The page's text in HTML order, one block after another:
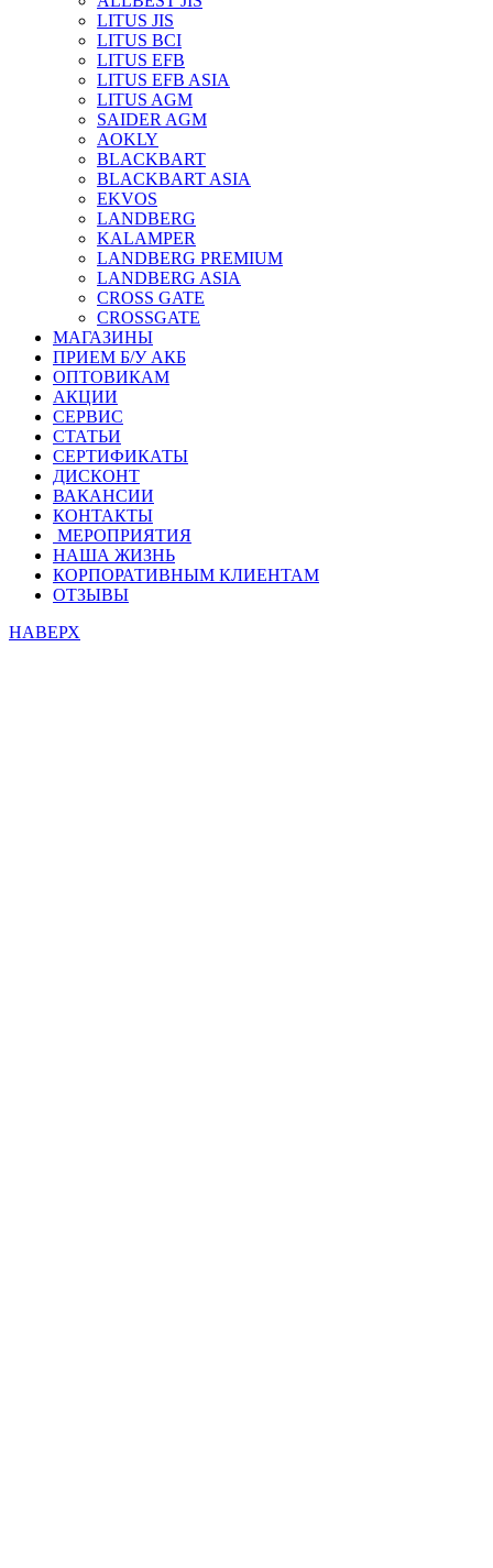
LITUS JIS
LITUS BCI
LITUS EFB
LITUS EFB ASIA
LITUS AGM
SAIDER AGM
AOKLY
BLACKBART
BLACKBART ASIA
EKVOS
LANDBERG
KALAMPER
LANDBERG PREMIUM
LANDBERG ASIA
CROSS GATE
CROSSGATE
МАГАЗИНЫ
ПРИЕМ Б/У АКБ
ОПТОВИКАМ
АКЦИИ
СЕРВИС
СТАТЬИ
СЕРТИФИКАТЫ
ДИСКОНТ
ВАКАНСИИ
КОНТАКТЫ
МЕРОПРИЯТИЯ
НАША ЖИЗНЬ
КОРПОРАТИВНЫМ КЛИЕНТАМ
ОТЗЫВЫ
НАВЕРХ